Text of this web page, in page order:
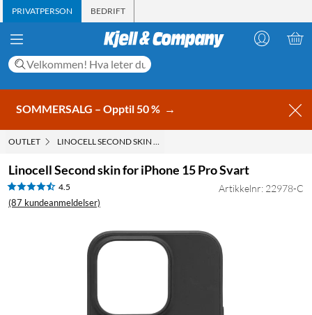
PRIVATPERSON BEDRIFT
SOMMERSALG – Opptil 50 % →
OUTLET LINOCELL SECOND SKIN FOR IPHONE 15 PRO SVART
Linocell Second skin for iPhone 15 Pro Svart
4.5
(87 kundeanmeldelser)
Artikkelnr: 22978-C